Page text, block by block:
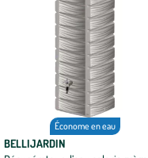
Économe en eau
BELLIJARDIN